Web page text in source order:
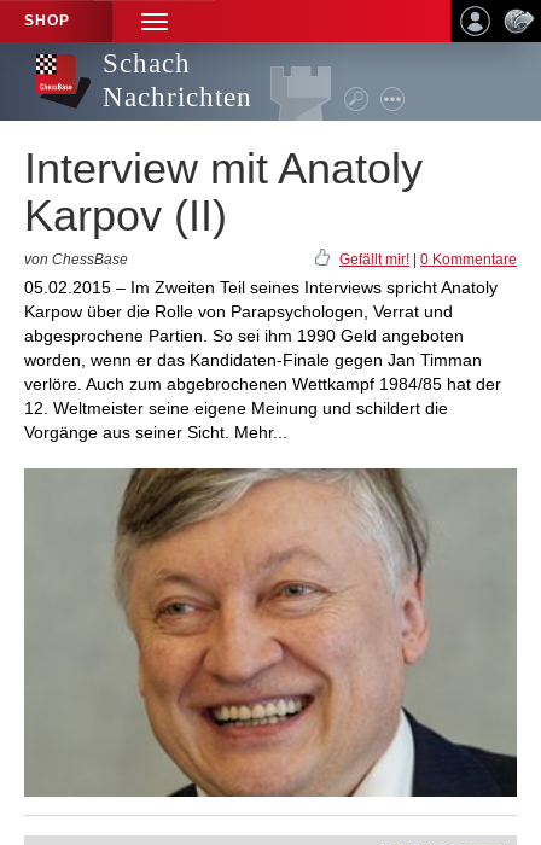
SHOP
TOGGLE
NAVIGATION
Schach
Nachrichten
Interview mit Anatoly
Karpov (II)
von ChessBase Gefällt mir! 0 Kommentare
05.02.2015 – Im Zweiten Teil seines Interviews spricht Anatoly
Karpow über die Rolle von Parapsychologen, Verrat und
abgesprochene Partien. So sei ihm 1990 Geld angeboten
worden, wenn er das Kandidaten-Finale gegen Jan Timman
verlöre. Auch zum abgebrochenen Wettkampf 1984/85 hat der
12. Weltmeister seine eigene Meinung und schildert die
Vorgänge aus seiner Sicht. Mehr...